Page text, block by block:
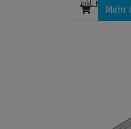
inkl. MwSt. , zzgl.
Mehr